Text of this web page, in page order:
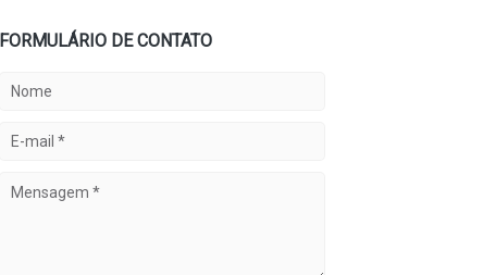
FORMULÁRIO DE CONTATO